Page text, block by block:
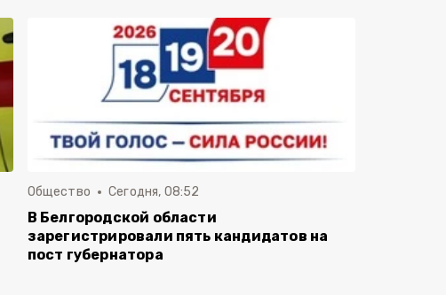
Общество Сегодня, 08:52
В Белгородской области
зарегистрировали пять кандидатов на
пост губернатора